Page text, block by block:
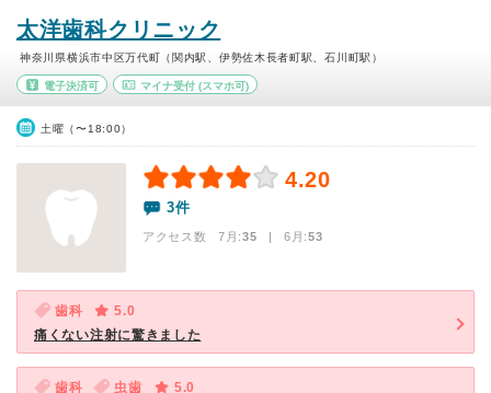
太洋歯科クリニック
神奈川県横浜市中区万代町（関内駅、伊勢佐木長者町駅、石川町駅）
電子決済可 マイナ受付(スマホ可)
土曜（〜18:00）
4.20
3件
アクセス数 7月:35 | 6月:53
歯科
5.0
痛くない注射に驚きました
歯科 虫歯 5.0